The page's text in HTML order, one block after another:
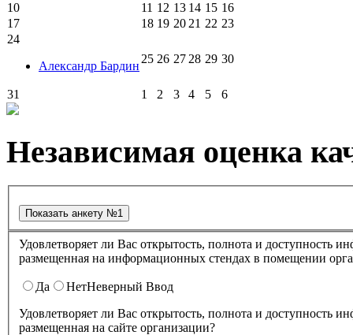
10
11 12 13 14 15 16
17
18 19 20 21 22 23
24
Александр Бардин
25 26 27 28 29 30
31 1 2 3 4 5 6
Независимая оценка
Удовлетворяет ли Вас открытость, полнота и доступность информации о деятельности в культурно-досуговом центре "Губернский" ,
размещенная на информационных стендах в помещении
Да НетНеверный Ввод
Удовлетворяет ли Вас открытость, полнота и доступность информации о деятельности культурно-досугового центра "Губернский" ,
размещенная на сайте организации?